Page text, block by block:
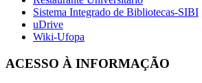
Sistema Integrado de Bibliotecas-SIBI
uDrive
Wiki-Ufopa
ACESSO À INFORMAÇÃO